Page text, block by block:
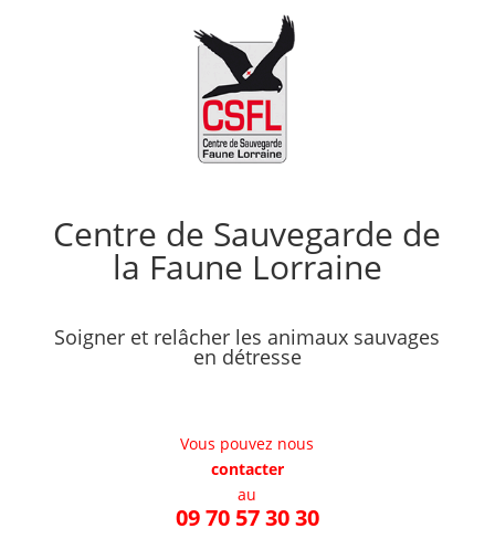
Centre de Sauvegarde de
la Faune Lorraine
Soigner et relâcher les animaux sauvages
en détresse
Vous pouvez nous
contacter
au
09 70 57 30 30